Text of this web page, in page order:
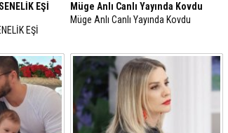
EŞİ
EŞİ
Müge Anlı Canlı Yayında Kovdu
Müge Anlı Canlı Yayında Kovdu